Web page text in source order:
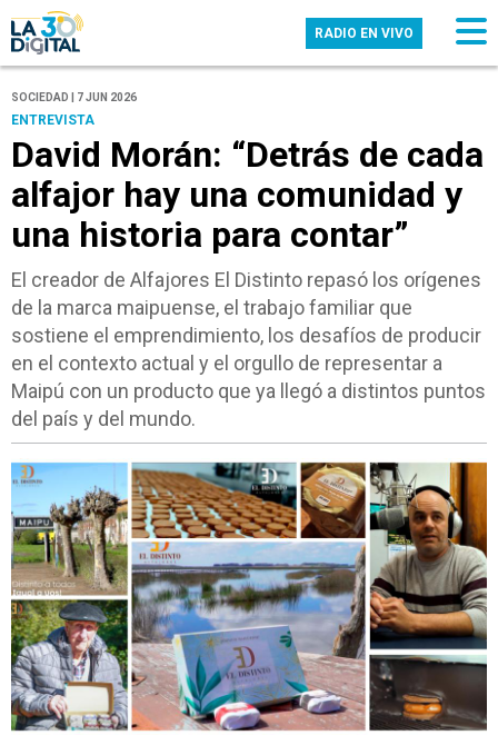
RADIO EN VIVO
SOCIEDAD | 7 JUN 2026
ENTREVISTA
David Morán: “Detrás de cada
alfajor hay una comunidad y
una historia para contar”
El creador de Alfajores El Distinto repasó los orígenes
de la marca maipuense, el trabajo familiar que
sostiene el emprendimiento, los desafíos de producir
en el contexto actual y el orgullo de representar a
Maipú con un producto que ya llegó a distintos puntos
del país y del mundo.